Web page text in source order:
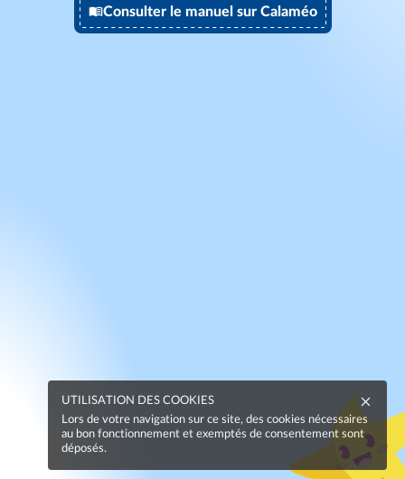
Consulter le manuel sur Calaméo
UTILISATION DES COOKIES
Lors de votre navigation sur ce site, des cookies nécessaires
au bon fonctionnement et exemptés de consentement sont
déposés.